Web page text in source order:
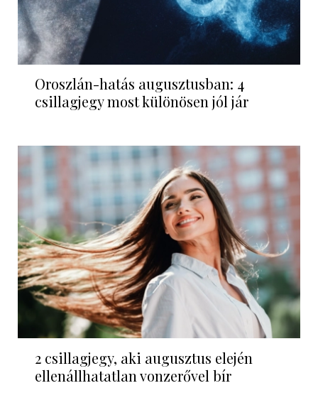
Oroszlán-hatás augusztusban: 4
csillagjegy most különösen jól jár
2 csillagjegy, aki augusztus elején
ellenállhatatlan vonzerővel bír